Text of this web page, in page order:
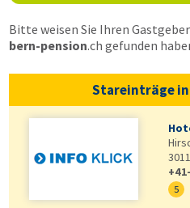
Bitte weisen Sie Ihren
bern-pension.ch gefunden
Stareinträge in
3011
5